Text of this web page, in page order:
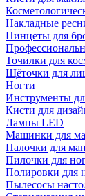
Накладные
Пинцеты для
Точилки для
Щёточки для
Ногти
Инструменты
Кисти для
Лампы LED
Машинки для
Палочки для
Пилочки для
Полировки для
Пылесосы